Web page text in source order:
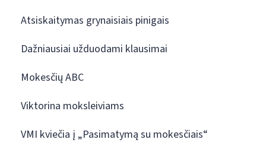
Atsiskaitymas grynaisiais pinigais
Dažniausiai užduodami klausimai
Mokesčių ABC
Viktorina moksleiviams
VMI kviečia į „Pasimatymą su mokesčiais“